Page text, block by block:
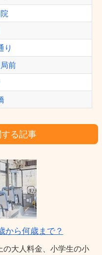
り
前
る記事
から何歳まで？
大人料金、小学生の小